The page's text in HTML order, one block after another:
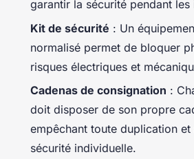
garantir la sécurité pendant les
Kit de sécurité : Un
normalisé permet de bloquer
risques électriques et
Cadenas de consignation :
doit disposer de son propre
empêchant toute duplication et
sécurité individuelle.